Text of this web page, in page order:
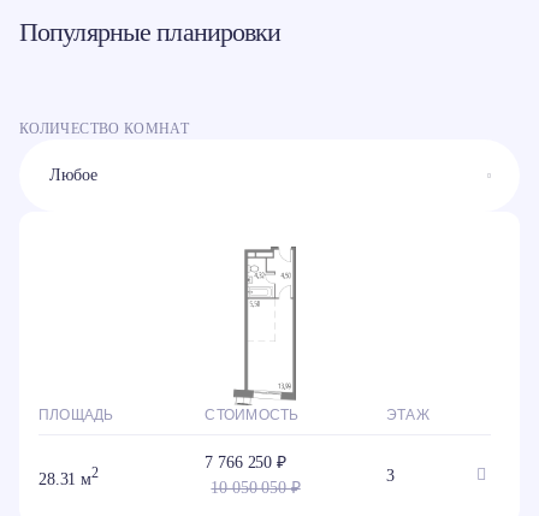
Популярные планировки
КОЛИЧЕСТВО КОМНАТ
ПЛОЩАДЬ СТОИМОСТЬ ЭТАЖ
28.31 м2
7 766 250 ₽
10 050 050 ₽
3